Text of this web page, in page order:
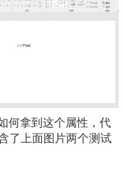
何拿到这个属性，代
了上面图片两个测试